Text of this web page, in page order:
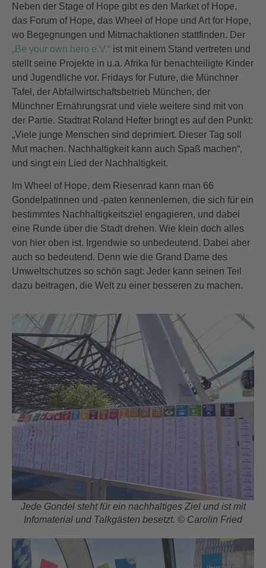
Neben der Stage of Hope gibt es den Market of Hope,
das Forum of Hope, das Wheel of Hope und Art for Hope,
wo Begegnungen und Mitmachaktionen stattfinden. Der
„Be your own hero e.V.“ ist mit einem Stand vertreten und
stellt seine Projekte in u.a. Afrika für benachteiligte Kinder
und Jugendliche vor. Fridays for Future, die Münchner
Tafel, der Abfallwirtschaftsbetrieb München, der
Münchner Ernährungsrat und viele weitere sind mit von
der Partie. Stadtrat Roland Hefter bringt es auf den Punkt:
„Viele junge Menschen sind deprimiert. Dieser Tag soll
Mut machen. Nachhaltigkeit kann auch Spaß machen“,
und singt ein Lied der Nachhaltigkeit.
Im Wheel of Hope, dem Riesenrad kann man 66
Gondelpatinnen und -paten kennenlernen, die sich für ein
bestimmtes Nachhaltigkeitsziel engagieren, und dabei
eine Runde über die Stadt drehen. Wie klein doch alles
von hier oben ist. Irgendwie so unbedeutend. Dabei aber
auch so bedeutend. Denn wie die Grand Dame des
Umweltschutzes so schön sagt: Jeder kann seinen Teil
dazu beitragen, die Welt zu einer besseren zu machen.
Jede Gondel steht für ein nachhaltiges Ziel und ist mit
Infomaterial und Talkgästen besetzt. © Carolin Fried